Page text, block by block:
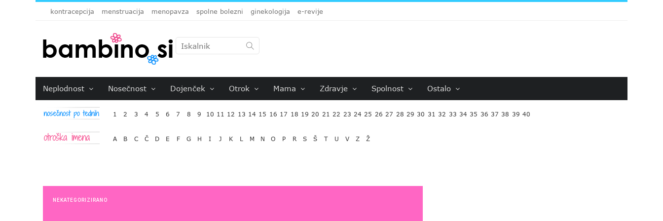
kontracepcija menstruacija menopavza spolne bolezni ginekologija e-revije
Neplodnost Nosečnost Dojenček Otrok Mama Zdravje Spolnost Ostalo
1 2 3 4 5 6 7 8 9 10 11 12 13 14 15 16 17 18 19 20 21 22 23 24 25 26 27 28 29 30 31 32 33 34 35 36 37 38 39 40
A B C Č D E F G H I J K L M N O P R S Š T U V Z Ž
NEKATEGORIZIRANO